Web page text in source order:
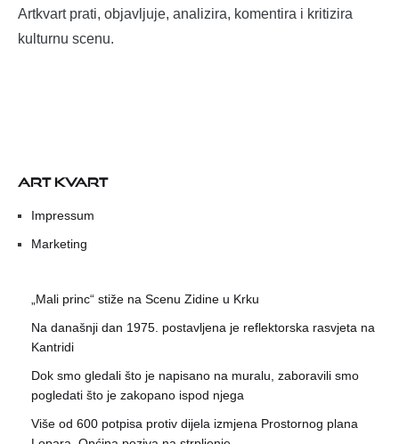
Artkvart prati, objavljuje, analizira, komentira i kritizira
kulturnu scenu.
ART KVART
Impressum
Marketing
„Mali princ“ stiže na Scenu Zidine u Krku
Na današnji dan 1975. postavljena je reflektorska rasvjeta na
Kantridi
Dok smo gledali što je napisano na muralu, zaboravili smo
pogledati što je zakopano ispod njega
Više od 600 potpisa protiv dijela izmjena Prostornog plana